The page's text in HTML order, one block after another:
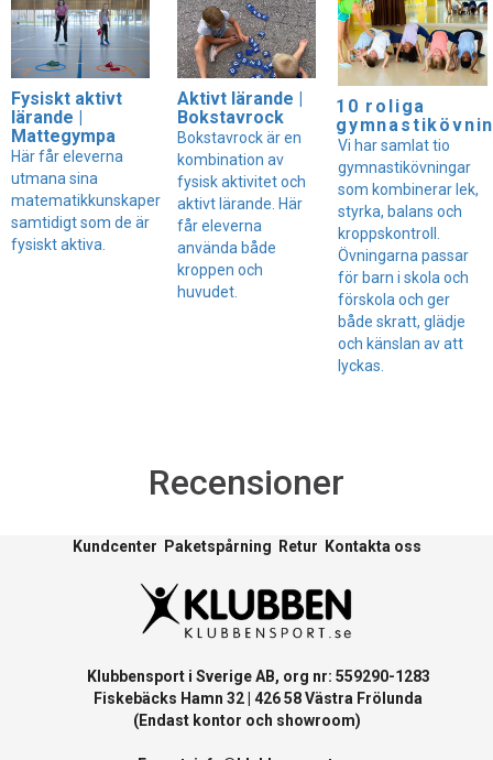
Fysiskt aktivt
lärande |
Mattegympa
Här får eleverna
utmana sina
matematikkunskaper
samtidigt som de är
fysiskt aktiva.
Aktivt lärande |
Bokstavrock
Bokstavrock är en
kombination av
fysisk aktivitet och
aktivt lärande. Här
får eleverna
använda både
kroppen och
huvudet.
10 roliga
Vi har samlat tio
gymnastikövningar
som kombinerar lek,
styrka, balans och
kroppskontroll.
Övningarna passar
för barn i skola och
förskola och ger
både skratt, glädje
och känslan av att
lyckas.
Recensioner
Kundcenter Paketspårning Retur Kontakta oss
Klubbensport i Sverige AB, org nr: 559290-1283
Fiskebäcks Hamn 32 | 426 58 Västra Frölunda
(Endast kontor och showroom)